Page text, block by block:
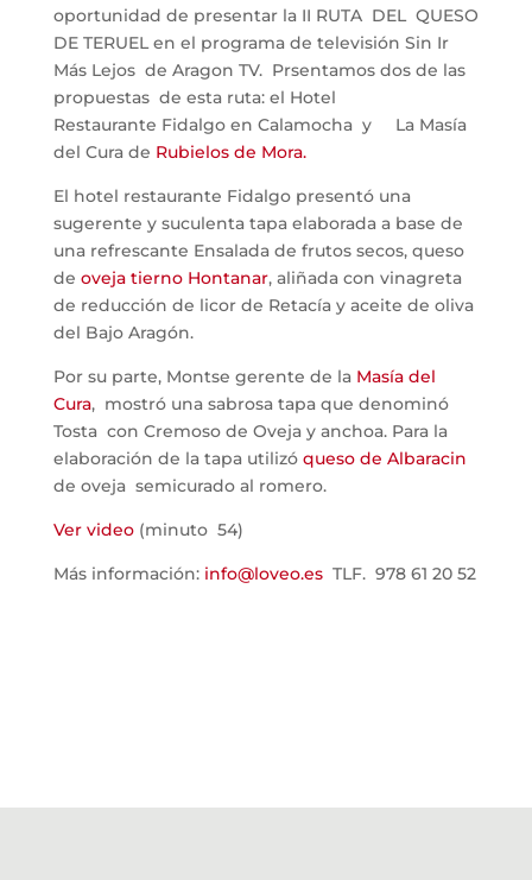
oportunidad de presentar la II RUTA DEL QUESO
DE TERUEL en el programa de televisión Sin Ir
Más Lejos de Aragon TV. Prsentamos dos de las
propuestas de esta ruta: el Hotel
Restaurante Fidalgo en Calamocha y La Masía
del Cura de Rubielos de Mora.
El hotel restaurante Fidalgo presentó una
sugerente y suculenta tapa elaborada a base de
una refrescante Ensalada de frutos secos, queso
de oveja tierno Hontanar, aliñada con vinagreta
de reducción de licor de Retacía y aceite de oliva
del Bajo Aragón.
Por su parte, Montse gerente de la Masía del
Cura, mostró una sabrosa tapa que denominó
Tosta con Cremoso de Oveja y anchoa. Para la
elaboración de la tapa utilizó queso de Albaracin
de oveja semicurado al romero.
Ver video(minuto 54)
Más información: info@loveo.esTLF. 978 61 20 52